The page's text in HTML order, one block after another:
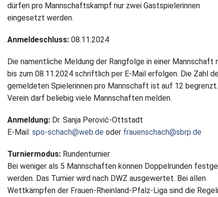
dürfen pro Mannschaftskampf nur zwei Gastspielerinnen
eingesetzt werden.
Anmeldeschluss: 08.11.2024
Die namentliche Meldung der Rangfolge in einer Mannschaft
bis zum 08.11.2024 schriftlich per E-Mail erfolgen. Die Zahl
gemeldeten Spielerinnen pro Mannschaft ist auf 12
Verein darf beliebig viele Mannschaften melden.
Anmeldung: Dr. Sanja Perović-Ottstadt
E-Mail: spo-schach@web.de oder frauenschach@sbrp.de
Turniermodus: Rundenturnier
Bei weniger als 5 Mannschaften können Doppelrunden
werden. Das Turnier wird nach DWZ ausgewertet. Bei allen
Wettkämpfen der Frauen-Rheinland-Pfalz-Liga sind die